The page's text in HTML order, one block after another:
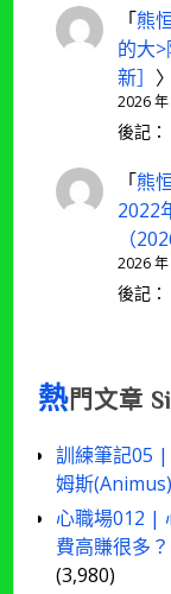
「熊
的大
新］
2026 年
後記
「熊
2022
（
2026 年
後記
熱門文章
訓練筆記05
姆斯
心職場012 |
費高賺很多
(3,980)